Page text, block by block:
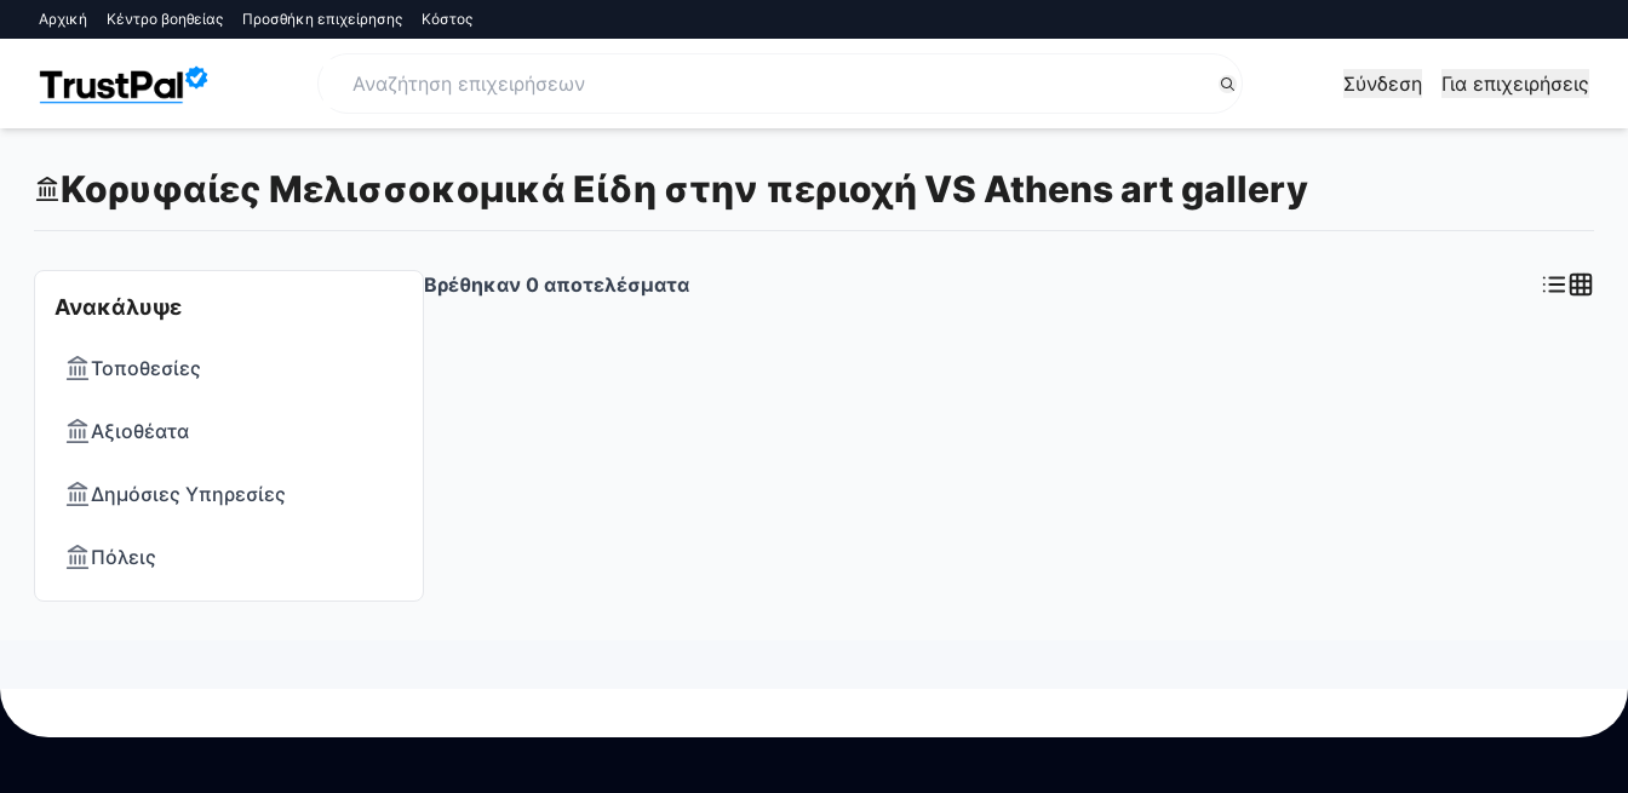
Αρχική Κέντρο βοηθείας Προσθήκη επιχείρησης Κόστος
Σύνδεση Για επιχειρήσεις
Κορυφαίες Μελισσοκομικά Είδη στην περιοχή VS Athens art gallery
Ανακάλυψε
Τοποθεσίες
Αξιοθέατα
Δημόσιες Υπηρεσίες
Πόλεις
Βρέθηκαν 0 αποτελέσματα